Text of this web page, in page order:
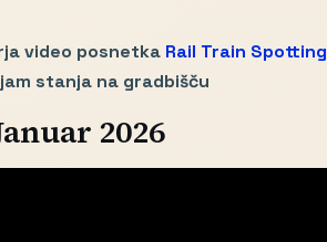
video posnetka Rail Train Spotting
stanja na gradbišču
2026